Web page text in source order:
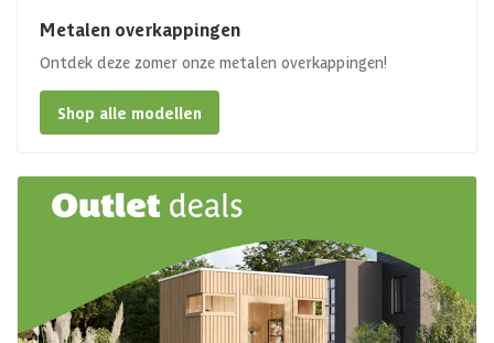
Metalen overkappingen
Ontdek deze zomer onze metalen overkappingen!
Shop alle modellen